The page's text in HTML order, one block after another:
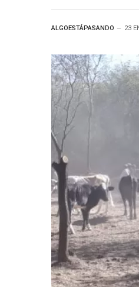
ALGOESTÁPASANDO 23